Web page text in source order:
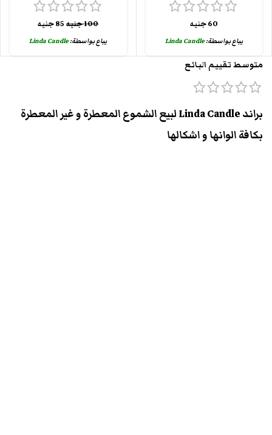
60جنيه
يباع بواسطة:Linda Candle
100جنيه 85جنيه
يباع بواسطة:Linda Candle
متوسط تقييم البائع
براند Linda Candle لبيع الشموع المعطرة و غير المعطرة
بكافة الوانها و اشكالها